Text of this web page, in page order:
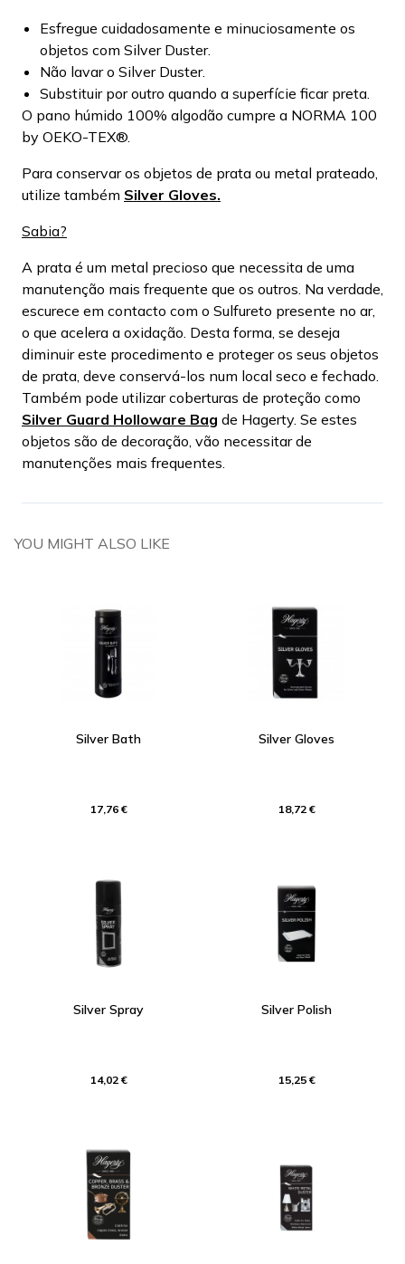
Esfregue cuidadosamente e minuciosamente os
objetos com Silver Duster.
Não lavar o Silver Duster.
Substituir por outro quando a superfície ficar preta.
O pano húmido 100% algodão cumpre a NORMA 100
by OEKO-TEX®.
Para conservar os objetos de prata ou metal prateado,
utilize também Silver Gloves.
Sabia?
A prata é um metal precioso que necessita de uma
manutenção mais frequente que os outros. Na verdade,
escurece em contacto com o Sulfureto presente no ar,
o que acelera a oxidação. Desta forma, se deseja
diminuir este procedimento e proteger os seus objetos
de prata, deve conservá-los num local seco e fechado.
Também pode utilizar coberturas de proteção como
Silver Guard Holloware Bag de Hagerty. Se estes
objetos são de decoração, vão necessitar de
manutenções mais frequentes.
YOU MIGHT ALSO LIKE
Silver Bath
17,76 €
Silver Gloves
18,72 €
Silver Spray
14,02 €
Silver Polish
15,25 €